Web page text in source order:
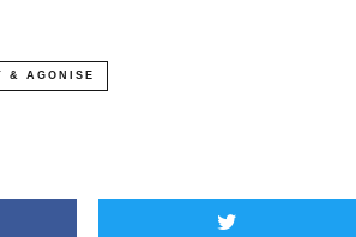
& AGONISE